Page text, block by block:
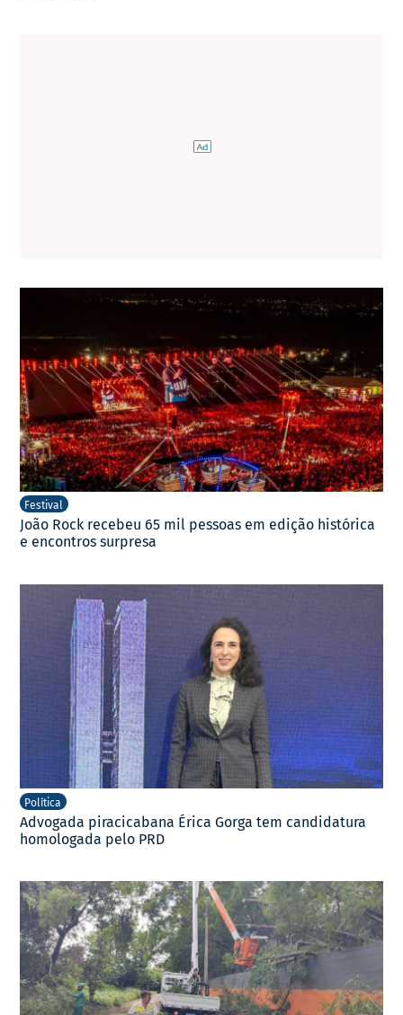
Festival
João Rock recebeu 65 mil pessoas em edição histórica
e encontros surpresa
Política
Advogada piracicabana Érica Gorga tem candidatura
homologada pelo PRD